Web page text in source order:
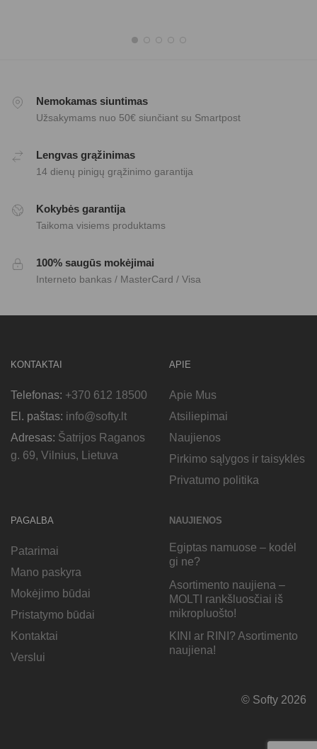
Nemokamas siuntimas
Užsakymams nuo 50€ siunčiant su Smartpost
Lengvas grąžinimas
14 dienų pinigų grąžinimo garantija
Kokybės garantija
Taikoma visiems produktams
100% saugūs mokėjimai
Interneto bankas / MasterCard / Visa
KONTAKTAI
Telefonas: +370 612 18500
El. paštas: info@softy.lt
Adresas: Šatrijos Raganos
g. 69, Vilnius, Lietuva
APIE
Apie Mus
Atsiliepimai
Naujienos
Pirkimo sąlygos ir taisyklės
Privatumo politika
PAGALBA
Patarimai
Mano paskyra
Mokėjimo būdai
Pristatymo būdai
Kontaktai
Verslui
NAUJIENOS
Egiptas namuose – kodėl
gi ne?
Asortimento naujiena –
MOLTI rankšluosčiai iš
mikropluošto!
KINI ar RINI? Asortimento
naujiena!
© Softy 2026